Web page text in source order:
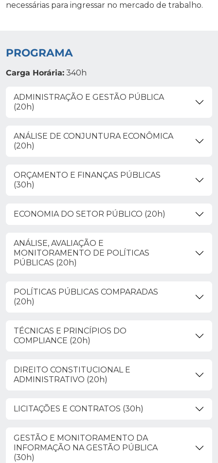
necessárias para ingressar no mercado de trabalho.
PROGRAMA
Carga Horária: 340h
ADMINISTRAÇÃO E GESTÃO PÚBLICA
(20h)
ANÁLISE DE CONJUNTURA ECONÔMICA
(20h)
ORÇAMENTO E FINANÇAS PÚBLICAS
(30h)
ECONOMIA DO SETOR PÚBLICO (20h)
ANÁLISE, AVALIAÇÃO E
MONITORAMENTO DE POLÍTICAS
PÚBLICAS (20h)
POLÍTICAS PÚBLICAS COMPARADAS
(20h)
TÉCNICAS E PRINCÍPIOS DO
COMPLIANCE (20h)
DIREITO CONSTITUCIONAL E
ADMINISTRATIVO (20h)
LICITAÇÕES E CONTRATOS (30h)
GESTÃO E MONITORAMENTO DA
INFORMAÇÃO NA GESTÃO PÚBLICA
(30h)